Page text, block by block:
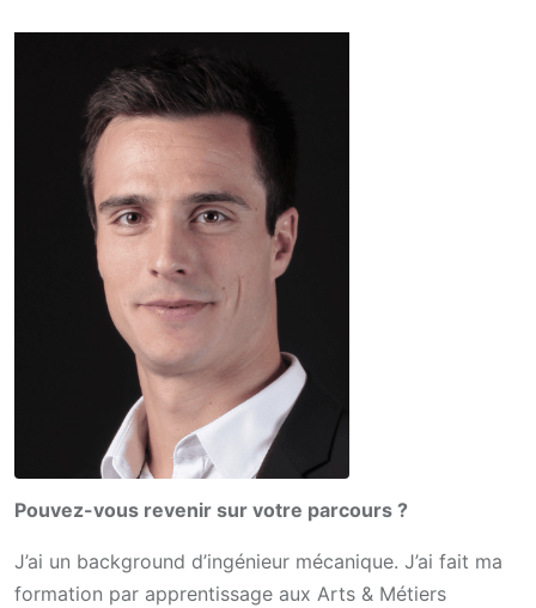
Pouvez-vous revenir sur votre parcours ?
J’ai un background d’ingénieur mécanique. J’ai fait ma
formation par apprentissage aux Arts & Métiers